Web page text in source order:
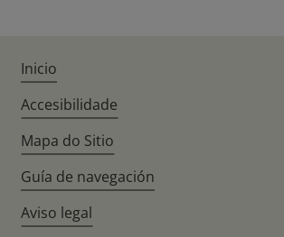
Inicio
Accesibilidade
Mapa do Sitio
Guía de navegación
Aviso legal